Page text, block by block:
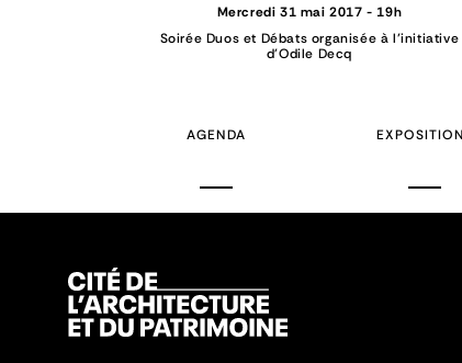
Mercredi 31 mai 2017 - 19h
Soirée Duos et Débats organisée à l’initiative
d’Odile Decq
AGENDA